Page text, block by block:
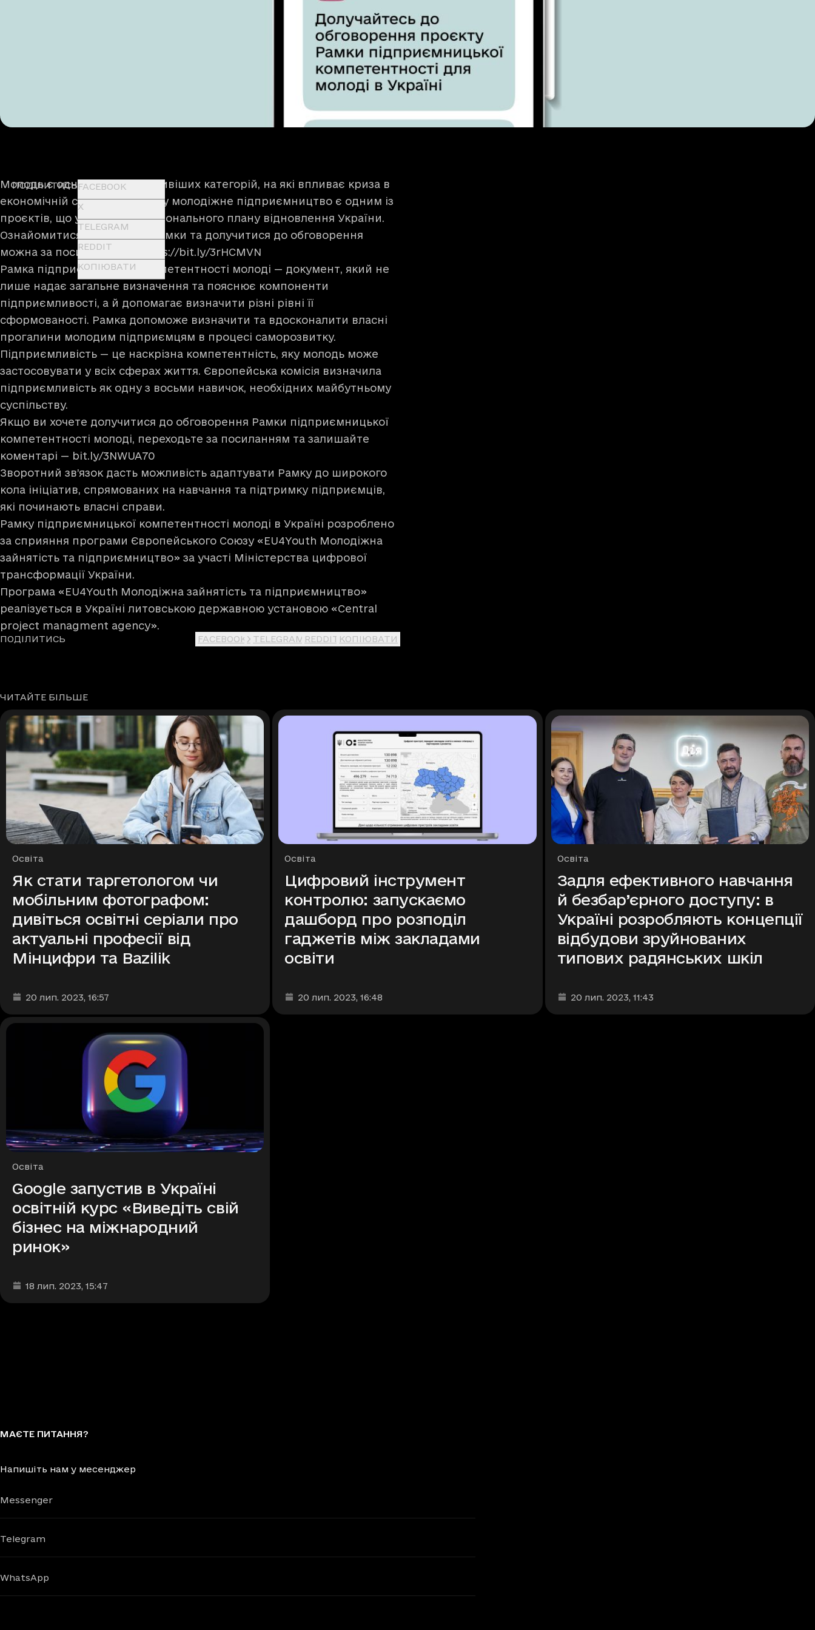
ПОДІЛИТИСЬFACEBOOK
X
TELEGRAM
REDDIT
КОПІЮВАТИ
Молодь є однією з найвразливіших категорій, на які впливає криза в
економічній сфері. Саме тому молодіжне підприємництво є одним із
проєктів, що увійшли до Національного плану відновлення України.
Ознайомитися з проєктом Рамки та долучитися до обговорення
можна за посиланням —
https://bit.ly/3rHCMVN
Рамка підприємницької компетентності молоді — документ, який не
лише надає загальне визначення та пояснює компоненти
підприємливості, а й допомагає визначити різні рівні її
сформованості. Рамка допоможе визначити та вдосконалити власні
прогалини молодим підприємцям в процесі саморозвитку.
Підприємливість — це наскрізна компетентність, яку молодь може
застосовувати у всіх сферах життя. Європейська комісія визначила
підприємливість як одну з восьми навичок, необхідних майбутньому
суспільству.
Якщо ви хочете долучитися до обговорення Рамки підприємницької
компетентності молоді, переходьте за посиланням та залишайте
коментарі — bit.ly/3NWUA70
Зворотний зв’язок дасть можливість адаптувати Рамку до широкого
кола ініціатив, спрямованих на навчання та підтримку підприємців,
які починають власні справи.
Рамку підприємницької компетентності молоді в Україні розроблено
за сприяння програми Європейського Союзу «EU4Youth Молодіжна
зайнятість та підприємництво» за участі Міністерства цифрової
трансформації України.
Програма «EU4Youth Молодіжна зайнятість та підприємництво»
реалізується в Україні литовською державною установою «Central
project managment agency».
ПОДІЛИТИСЬ FACEBOOK X TELEGRAM REDDIT КОПІЮВАТИ
ЧИТАЙТЕ БІЛЬШЕ
Рубрики
Освіта
Як стати таргетологом чи
мобільним фотографом:
дивіться освітні серіали про
актуальні професії від
Мінцифри та Bazilik
Дата та час публікації
20 лип. 2023, 16:57
Рубрики
Освіта
Цифровий інструмент
контролю: запускаємо
дашборд про розподіл
гаджетів між закладами
освіти
Дата та час публікації
20 лип. 2023, 16:48
Рубрики
Освіта
Задля ефективного навчання
й безбар’єрного доступу: в
Україні розробляють концепції
відбудови зруйнованих
типових радянських шкіл
Дата та час публікації
20 лип. 2023, 11:43
Рубрики
Освіта
Google запустив в Україні
освітній курс «Виведіть свій
бізнес на міжнародний
ринок»
Дата та час публікації
18 лип. 2023, 15:47
МАЄТЕ ПИТАННЯ?
Напишіть нам у месенджер
Messenger
Telegram
WhatsApp